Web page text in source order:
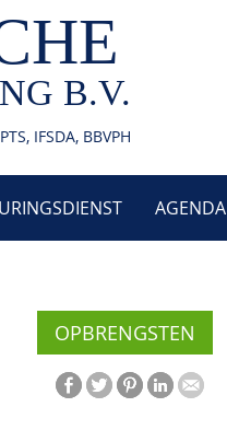
B.V.
IFSDA, BBVPH
AGENDA
OPBRENGSTEN